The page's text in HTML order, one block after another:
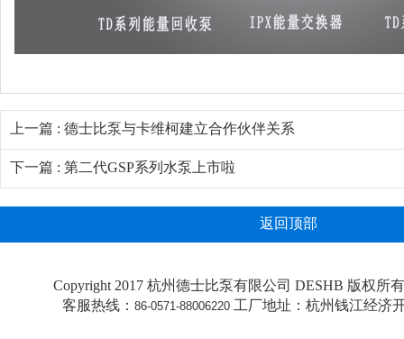
上一篇 : 德士比泵与卡维柯建立合作伙伴关系
下一篇 : 第二代GSP系列水泵上市啦
返回顶部
Copyright 2017 杭州德士比泵有限公司 DESHB 版权所
客服热线： 86-0571-88006220 工厂地址：杭州钱江经济